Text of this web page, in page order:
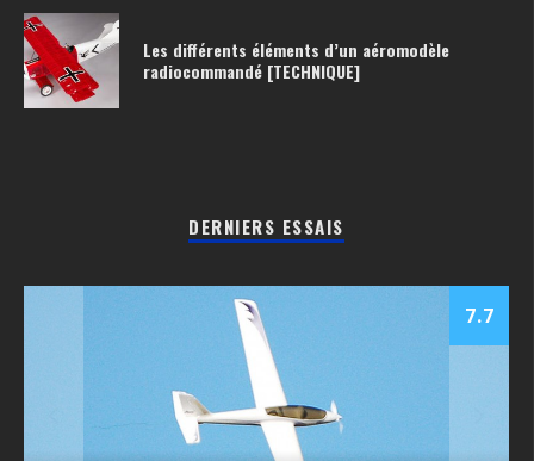
Les différents éléments d’un aéromodèle
radiocommandé [TECHNIQUE]
DERNIERS ESSAIS
7.7